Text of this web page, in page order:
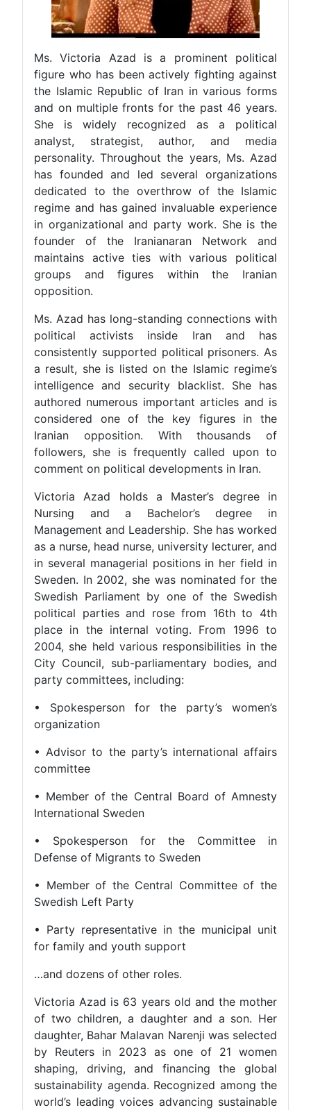
Ms. Victoria Azad is a prominent political
figure who has been actively fighting against
the Islamic Republic of Iran in various forms
and on multiple fronts for the past 46 years.
She is widely recognized as a political
analyst, strategist, author, and media
personality. Throughout the years, Ms. Azad
has founded and led several organizations
dedicated to the overthrow of the Islamic
regime and has gained invaluable experience
in organizational and party work. She is the
founder of the Iranianaran Network and
maintains active ties with various political
groups and figures within the Iranian
opposition.
Ms. Azad has long-standing connections with
political activists inside Iran and has
consistently supported political prisoners. As
a result, she is listed on the Islamic regime’s
intelligence and security blacklist. She has
authored numerous important articles and is
considered one of the key figures in the
Iranian opposition. With thousands of
followers, she is frequently called upon to
comment on political developments in Iran.
Victoria Azad holds a Master’s degree in
Nursing and a Bachelor’s degree in
Management and Leadership. She has worked
as a nurse, head nurse, university lecturer, and
in several managerial positions in her field in
Sweden. In 2002, she was nominated for the
Swedish Parliament by one of the Swedish
political parties and rose from 16th to 4th
place in the internal voting. From 1996 to
2004, she held various responsibilities in the
City Council, sub-parliamentary bodies, and
party committees, including:
• Spokesperson for the party’s women’s
organization
• Advisor to the party’s international affairs
committee
• Member of the Central Board of Amnesty
International Sweden
• Spokesperson for the Committee in
Defense of Migrants to Sweden
• Member of the Central Committee of the
Swedish Left Party
• Party representative in the municipal unit
for family and youth support
…and dozens of other roles.
Victoria Azad is 63 years old and the mother
of two children, a daughter and a son. Her
daughter, Bahar Malavan Narenji was selected
by Reuters in 2023 as one of 21 women
shaping, driving, and financing the global
sustainability agenda. Recognized among the
world’s leading voices advancing sustainable